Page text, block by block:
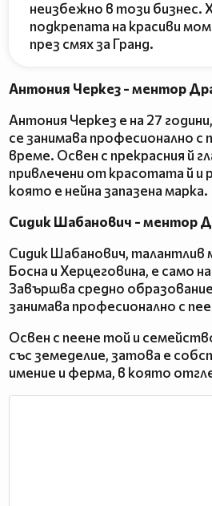
неизбежно в този бизнес.
подкрепата на красиви
през смях за Гранд.
Антония Черкез - ментор
Антония Черкез е на 27
се занимава професионално с
време. Освен с прекрасния й
привлечени от красотата й и
която е нейна запазена марка.
Сидик Шабанович - ментор
Сидик Шабанович,
Босна и Херцеговина, е само
Завършва средно
занимава професионално с
Освен с пеене той и
със земеделие, затова е
имение и ферма, в която